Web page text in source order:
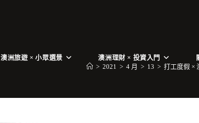
澳洲旅遊 × 小眾選景 澳洲理財 × 投資入門
> 2021 > 4 月 > 13 > 打工度假 ×